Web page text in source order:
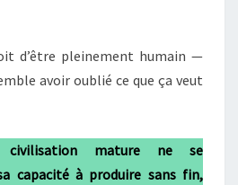
d’être pleinement humain —
avoir oublié ce que ça veut
civilisation mature ne se
capacité à produire sans fin,